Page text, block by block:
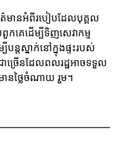
មាន​អំពី​របៀប​ដែល​បុគ្គល
គេ​​​ដើម្បីទិញ​សេវាកម្ម​
បន្តស្នាក់​​​នៅ​ក្នុង​ផ្ទះ​​របស់
ច្រើ​ន​ដែល​ពលរដ្ឋ​​​អា​ចទទួល
នថ្លៃ​​​ចំណា​យ​ រួម​។